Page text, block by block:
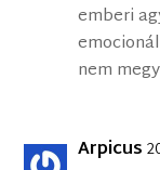
emberi
nem
Arpicus